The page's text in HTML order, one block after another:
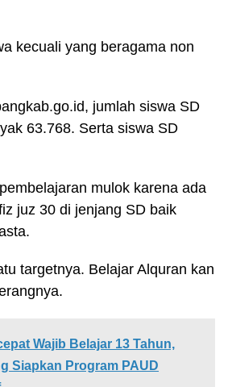
kecuali yang beragama non
jumlah siswa SD
63.768. Serta siswa SD
mulok karena ada
juz 30 di jenjang SD baik
targetnya. Belajar Alquran kan
Wajib Belajar 13 Tahun,
Siapkan Program PAUD